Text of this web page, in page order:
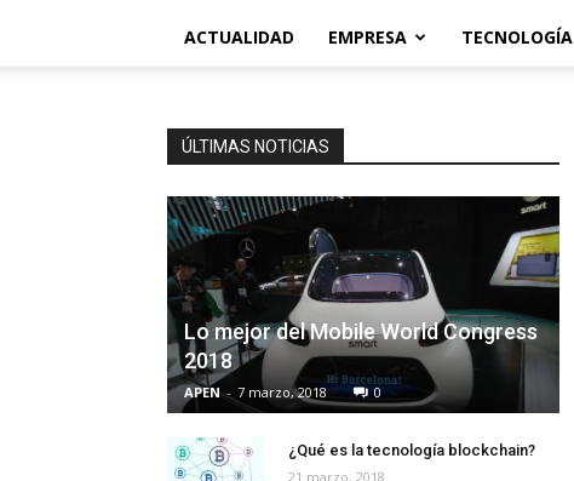
ACTUALIDAD EMPRESA TECNOLOGÍA
ÚLTIMAS NOTICIAS
Lo mejor del Mobile World Congress
2018
APEN - 7 marzo, 2018 0
¿Qué es la tecnología blockchain?
21 marzo, 2018